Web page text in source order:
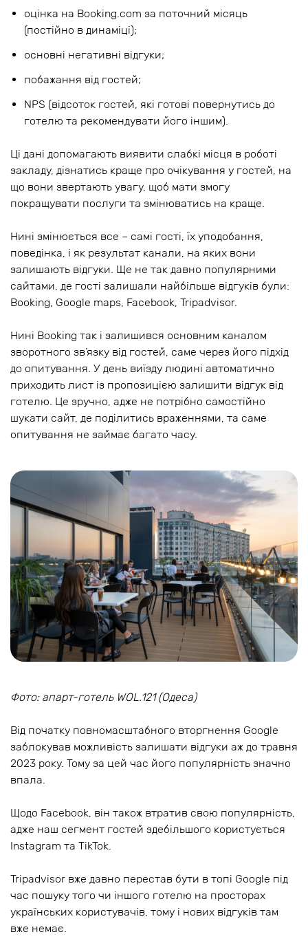
оцінка на Booking.com за поточний місяць
(постійно в динаміці);
основні негативні відгуки;
побажання від гостей;
NPS (відсоток гостей, які готові повернутись до
готелю та рекомендувати його іншим).
Ці дані допомагають виявити слабкі місця в роботі
закладу, дізнатись краще про очікування у гостей, на
що вони звертають увагу, щоб мати змогу
покращувати послуги та змінюватись на краще.
Нині змінюється все – самі гості, їх уподобання,
поведінка, і як результат канали, на яких вони
залишають відгуки. Ще не так давно популярними
сайтами, де гості залишали найбільше відгуків були:
Booking, Google maps, Facebook, Tripadvisor.
Нині Booking так і залишився основним каналом
зворотного зв’язку від гостей, саме через його підхід
до опитування. У день виїзду людині автоматично
приходить лист із пропозицією залишити відгук від
готелю. Це зручно, адже не потрібно самостійно
шукати сайт, де поділитись враженнями, та саме
опитування не займає багато часу.
Фото: апарт-готель WOL.121 (Одеса)
Від початку повномасштабного вторгнення Google
заблокував можливість залишати відгуки аж до травня
2023 року. Тому за цей час його популярність значно
впала.
Щодо Facebook, він також втратив свою популярність,
адже наш сегмент гостей здебільшого користується
Instagram та TikTok.
Tripadvisor вже давно перестав бути в топі Google під
час пошуку того чи іншого готелю на просторах
українських користувачів, тому і нових відгуків там
вже немає.